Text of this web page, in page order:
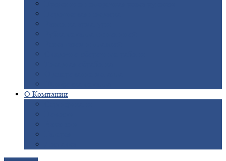
О Компании